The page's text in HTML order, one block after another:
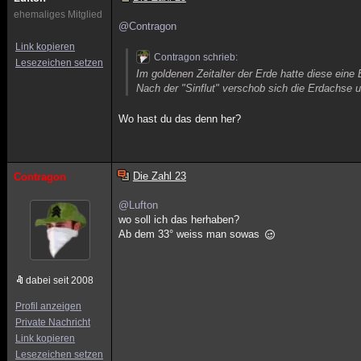
ehemaliges Mitglied
Link kopieren
Lesezeichen setzen
@Contragon
Contragon schrieb:
Im goldenen Zeitalter der Erde hatte diese eine
Nach der "Sinflut" verschob sich die Erdachse
Wo hast du das denn her?
Contragon
dabei seit 2008
Profil anzeigen
Private Nachricht
Link kopieren
Lesezeichen setzen
Die Zahl 23
@Lufton
wo soll ich das herhaben?
Ab dem 33° weiss man sowas